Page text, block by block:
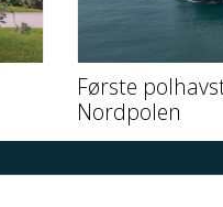
Første
Nordpolen